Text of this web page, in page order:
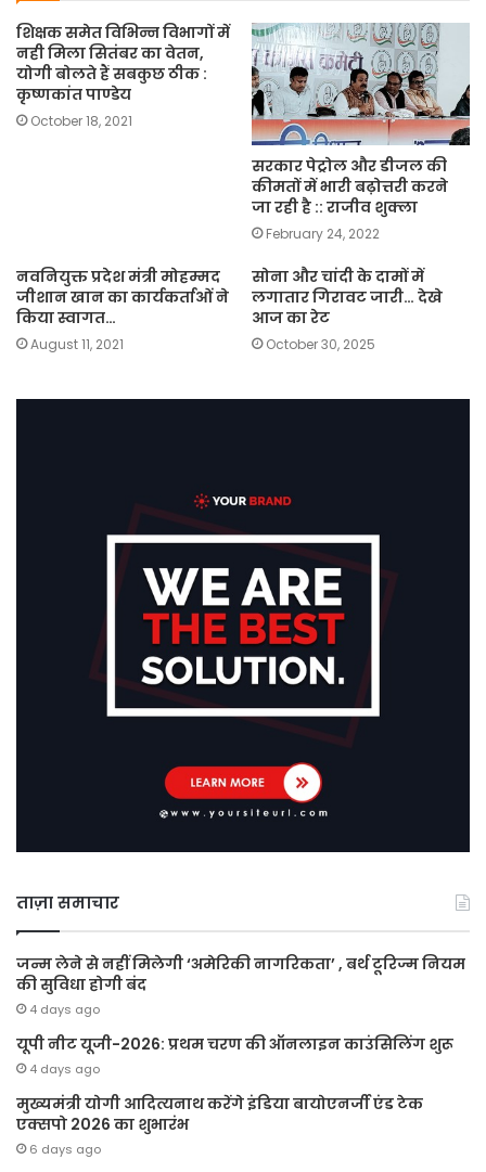
शिक्षक समेत विभिन्न विभागों में
नही मिला सितंबर का वेतन,
योगी बोलते हैं सबकुछ ठीक :
कृष्णकांत पाण्डेय
October 18, 2021
सरकार पेट्रोल और डीजल की
कीमतों में भारी बढ़ोत्तरी करने
जा रही है :: राजीव शुक्ला
February 24, 2022
नवनियुक्त प्रदेश मंत्री मोहम्मद
जीशान खान का कार्यकर्ताओं ने
किया स्वागत…
August 11, 2021
सोना और चांदी के दामों में
लगातार गिरावट जारी… देखे
आज का रेट
October 30, 2025
ताज़ा समाचार
जन्म लेने से नहीं मिलेगी ‘अमेरिकी नागरिकता’ , बर्थ टूरिज्म नियम
की सुविधा होगी बंद
4 days ago
यूपी नीट यूजी-2026: प्रथम चरण की ऑनलाइन काउंसिलिंग शुरू
4 days ago
मुख्यमंत्री योगी आदित्यनाथ करेंगे इंडिया बायोएनर्जी एंड टेक
एक्सपो 2026 का शुभारंभ
6 days ago